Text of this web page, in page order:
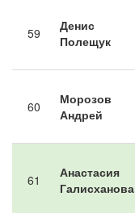
59
Денис
Полещук
60
Морозов
Андрей
61
Анастасия
Галисханова